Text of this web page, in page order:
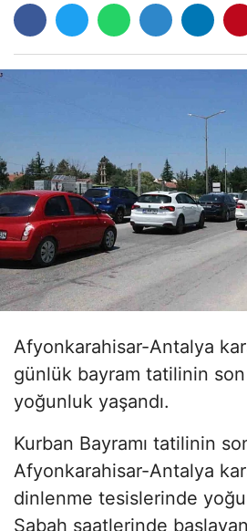
Afyonkarahisar-Antalya
günlük bayram tatilinin
yoğunluk yaşandı.
Kurban Bayramı tatilinin
Afyonkarahisar-Antalya
dinlenme tesislerinde
Sabah saatlerinde